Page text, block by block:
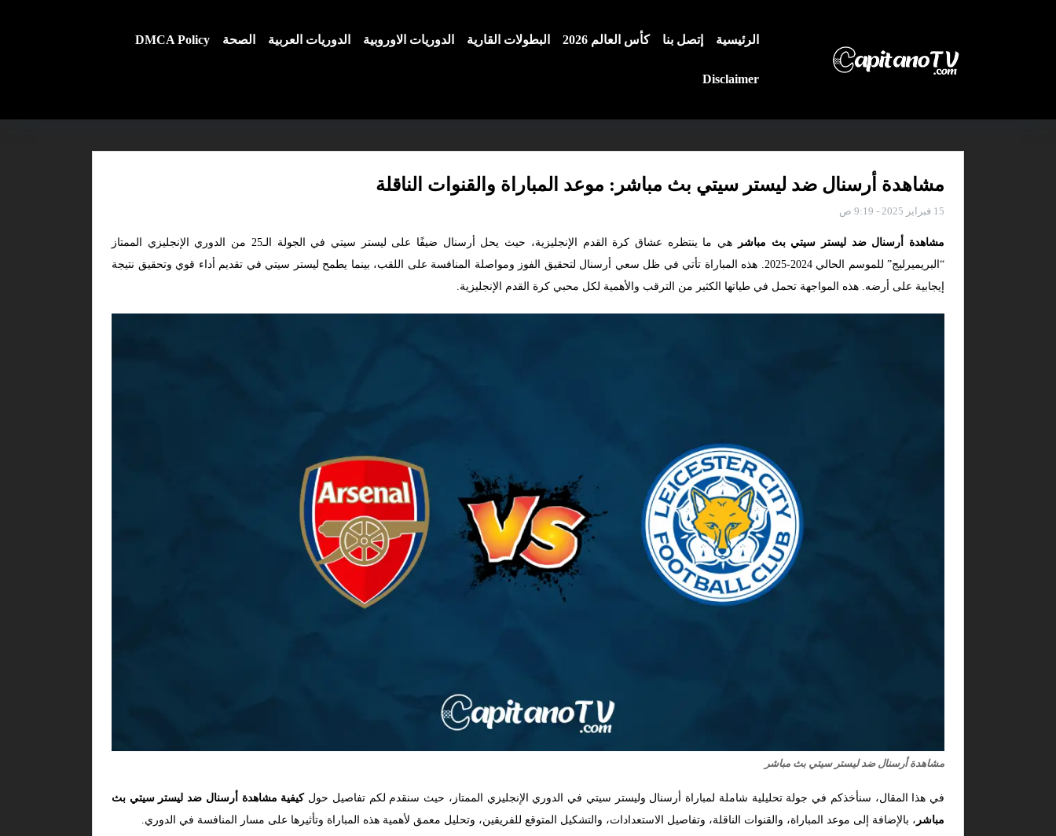
الرئيسية إتصل بنا كأس العالم 2026 البطولات القارية الدوريات الاوروبية الدوريات العربية الصحة DMCA Policy
Disclaimer
مشاهدة أرسنال ضد ليستر سيتي بث مباشر: موعد المباراة والقنوات الناقلة
15 فبراير 2025 - 9:19 ص
مشاهدة أرسنال ضد ليستر سيتي بث مباشر
هي ما ينتظره عشاق كرة القدم الإنجليزية، حيث يحل أرسنال ضيفًا على ليستر سيتي في الجولة الـ25 من الدوري الإنجليزي الممتاز
“البريميرليج” للموسم الحالي 2024-2025. هذه المباراة تأتي في ظل سعي أرسنال لتحقيق الفوز ومواصلة المنافسة على اللقب، بينما يطمح ليستر سيتي في تقديم أداء قوي وتحقيق نتيجة
إيجابية على أرضه. هذه المواجهة تحمل في طياتها الكثير من الترقب والأهمية لكل محبي كرة القدم الإنجليزية.
مشاهدة أرسنال ضد ليستر سيتي بث مباشر
في هذا المقال، سنأخذكم في جولة تحليلية شاملة لمباراة أرسنال وليستر سيتي في الدوري الإنجليزي الممتاز، حيث سنقدم لكم تفاصيل حولكيفية مشاهدة أرسنال ضد ليستر سيتي بث
مباشر ، بالإضافة إلى موعد المباراة، والقنوات الناقلة، وتفاصيل الاستعدادات، والتشكيل المتوقع للفريقين، وتحليل معمق لأهمية هذه المباراة وتأثيرها على مسار المنافسة في الدوري.